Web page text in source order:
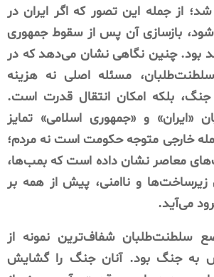
از جمله این تصور که اگر ایران در
بازسازی آن پس از سقوط جمهوری
بود. چنین نگاهی نشان می‌دهد که در
مسئله اصلی نه هزینه
جنگ، بلکه امکان انتقال قدرت است.
«ایران» و «جمهوری اسلامی» تمایز
خارجی متوجه حکومت است نه مردم؛
معاصر نشان داده است که بمب‌ها،
زیرساخت‌ها و ناامنی، پیش از همه بر
می‌آید.
سلطنت‌طلبان شفاف‌ترین نمونه از
به جنگ بود. آنان جنگ را گشایش